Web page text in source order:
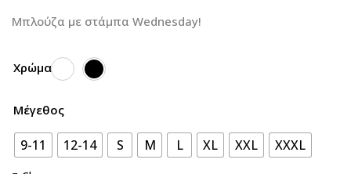
Μπλούζα με στάμπα Wednesday!
Χρώμα
Μέγεθος
9-11 12-14 S M L XL XXL XXXL